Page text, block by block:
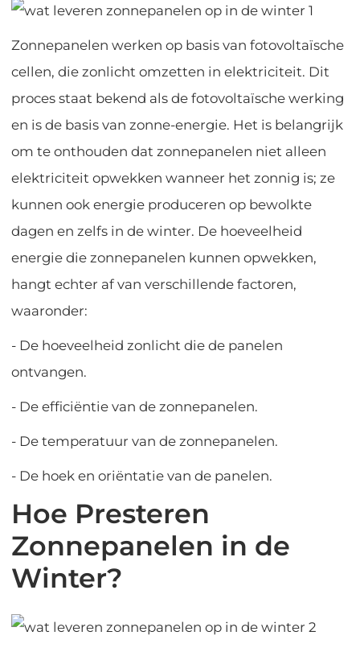
Zonnepanelen werken op basis van fotovoltaïsche
cellen, die zonlicht omzetten in elektriciteit. Dit
proces staat bekend als de fotovoltaïsche werking
en is de basis van zonne-energie. Het is belangrijk
om te onthouden dat zonnepanelen niet alleen
elektriciteit opwekken wanneer het zonnig is; ze
kunnen ook energie produceren op bewolkte
dagen en zelfs in de winter. De hoeveelheid
energie die zonnepanelen kunnen opwekken,
hangt echter af van verschillende factoren,
waaronder:
- De hoeveelheid zonlicht die de panelen
ontvangen.
- De efficiëntie van de zonnepanelen.
- De temperatuur van de zonnepanelen.
- De hoek en oriëntatie van de panelen.
Hoe Presteren
Zonnepanelen in de
Winter?